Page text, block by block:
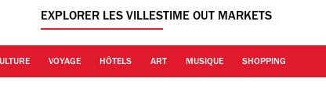
EXPLORER LES VILLESTIME OUT MARKETS
VOYAGE HÔTELS ART MUSIQUE SHOPPING